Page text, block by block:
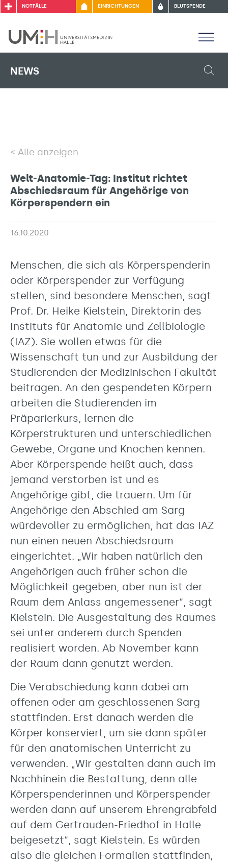
NOTFÄLLE EINRICHTUNGEN BLUTSPENDE
NEWS
Alle anzeigen
Welt-Anatomie-Tag: Institut richtet
Abschiedsraum für Angehörige von
Körperspendern ein
16.10.2020
Menschen, die sich als Körperspenderin
oder Körperspender zur Verfügung
stellen, sind besondere Menschen, sagt
Prof. Dr. Heike Kielstein, Direktorin des
Instituts für Anatomie und Zellbiologie
(IAZ). Sie wollen etwas für die
Wissenschaft tun und zur Ausbildung der
Studierenden der Medizinischen Fakultät
beitragen. An den gespendeten Körpern
arbeiten die Studierenden im
Präparierkurs, lernen die
Körperstrukturen und unterschiedlichen
Gewebe, Organe und Knochen kennen.
Aber Körperspende heißt auch, dass
jemand verstorben ist und es
Angehörige gibt, die trauern. Um für
Angehörige den Abschied am Sarg
würdevoller zu ermöglichen, hat das IAZ
nun einen neuen Abschiedsraum
eingerichtet. „Wir haben natürlich den
Angehörigen auch früher schon die
Möglichkeit gegeben, aber nun ist der
Raum dem Anlass angemessener“, sagt
Kielstein. Die Ausgestaltung des Raumes
sei unter anderem durch Spenden
realisiert worden. Ab November kann
der Raum dann genutzt werden.
Die Verabschiedung kann dabei am
offenen oder am geschlossenen Sarg
stattfinden. Erst danach werden die
Körper konserviert, um sie dann später
für den anatomischen Unterricht zu
verwenden. „Wir gestalten dann auch im
Nachhinein die Bestattung, denn alle
Körperspenderinnen und Körperspender
werden dann auf unserem Ehrengrabfeld
auf dem Gertrauden-Friedhof in Halle
beigesetzt“, sagt Kielstein. Es würden
also die gleichen Formalien stattfinden,